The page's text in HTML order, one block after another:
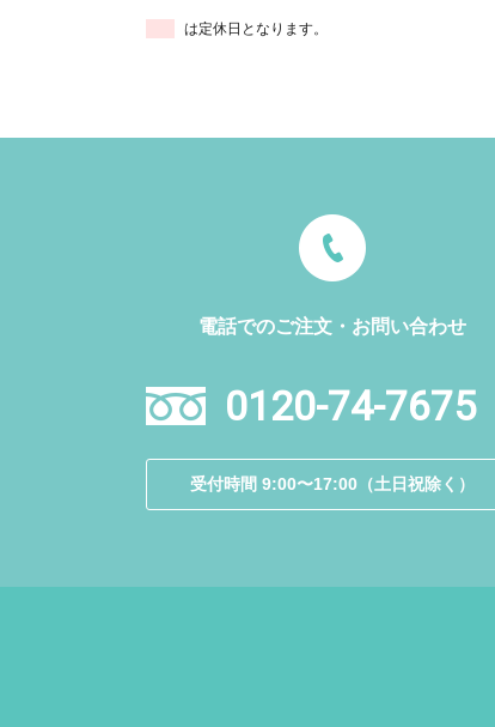
は定休日となります。
電話でのご注文・お問い合わせ
0120-74-7675
受付時間 9:00〜17:00（土日祝除く）